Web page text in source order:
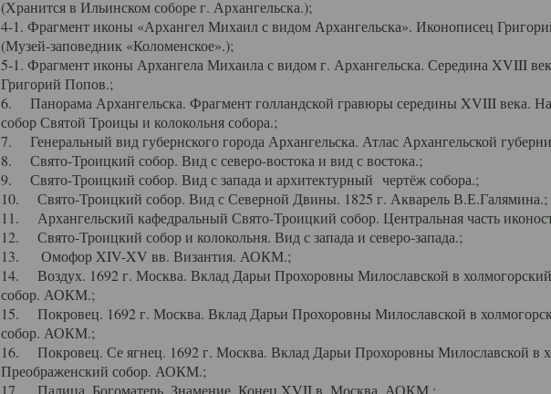
(Хранится в Ильинском соборе г. Архангельска.);
4-1. Фрагмент иконы «Архангел Михаил с видом Архангельска». Иконописец
(Музей-заповедник «Коломенское».);
5-1. Фрагмент иконы Архангела Михаила с видом г. Архангельска. Середина XVIII
Григорий Попов.;
6. Панорама Архангельска. Фрагмент голландской гравюры середины XVIII века.
собор Святой Троицы и колокольня собора.;
7. Генеральный вид губернского города Архангельска. Атлас Архангельской
8. Свято-Троицкий собор. Вид с северо-востока и вид с востока.;
9. Свято-Троицкий собор. Вид с запада и архитектурный чертёж собора.;
10. Свято-Троицкий собор. Вид с Северной Двины. 1825 г. Акварель В.Е.Галямина.;
11. Архангельский кафедральный Свято-Троицкий собор. Центральная часть
12. Свято-Троицкий собор и колокольня. Вид с запада и северо-запада.;
13. Омофор XIV-XV вв. Византия. АОКМ.;
14. Воздух. 1692 г. Москва. Вклад Дарьи Прохоровны Милославской в
собор. АОКМ.;
15. Покровец. 1692 г. Москва. Вклад Дарьи Прохоровны Милославской в
собор. АОКМ.;
16. Покровец. Се ягнец. 1692 г. Москва. Вклад Дарьи Прохоровны Милославской в
Преображенский собор. АОКМ.;
17. Палица. Богоматерь. Знамение. Конец XVII в. Москва. АОКМ.;